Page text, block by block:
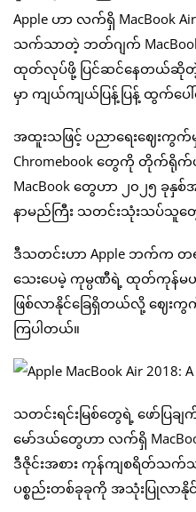
Apple ဟာ လက်ရှိ MacBook
သက်သာတဲ့ ဘတ်ဂျက်
ထုတ်လုပ်ဖို့ ပြင်ဆင်နေတယ်ဆို
မှာ ကျယ်ကျယ်ပြန့်ပြန့် ထွက်ပေ
အထူးသဖြင့် ပညာရေးဈေးကွက်မှ
Chromebook တွေကို တိုက်ရို
MacBook တွေဟာ ၂၀၂၅ ခု
နာမည်ကြီး သတင်းသုံးသပ်သူတွ
ဒီသတင်းဟာ Apple ဘက်က တ
သေးပေမဲ့ ကုမ္ပဏီရဲ့ ထုတ်ကုန်မ
ဖြစ်လာနိုင်ခြေရှိတယ်လို့ ဈေး
ကြပါတယ်။
သတင်းရင်းမြစ်တွေရဲ့ ဖော်ပြ
မော်ဒယ်တွေဟာ လက်ရှိ
ဒီဇိုင်းအစား ကုန်ကျစရိတ်သက်
ပစ္စည်းတစ်ခုခုကို အသုံးပြုလာနို